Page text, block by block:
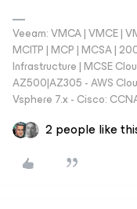
Veeam: VMCA | VMCE |
MCITP | MCP | MCSA |
Infrastructure | MCSE
AZ500|AZ305 - AWS
Vsphere 7.x - Cisco:
2 people like